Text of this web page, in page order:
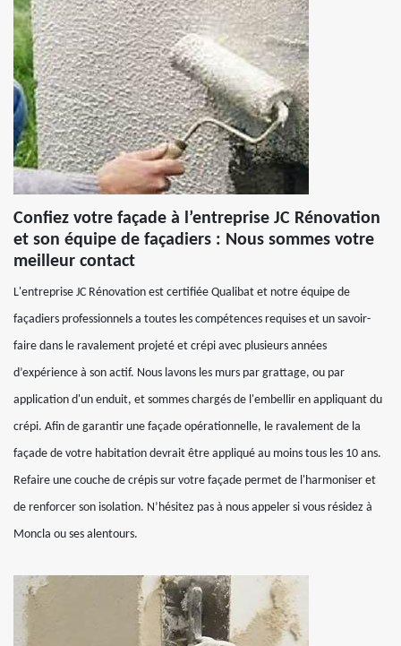
Confiez votre façade à l’entreprise JC Rénovation
et son équipe de façadiers : Nous sommes votre
meilleur contact
L'entreprise JC Rénovation est certifiée Qualibat et notre équipe de
façadiers professionnels a toutes les compétences requises et un savoir-
faire dans le ravalement projeté et crépi avec plusieurs années
d’expérience à son actif. Nous lavons les murs par grattage, ou par
application d'un enduit, et sommes chargés de l'embellir en appliquant du
crépi. Afin de garantir une façade opérationnelle, le ravalement de la
façade de votre habitation devrait être appliqué au moins tous les 10 ans.
Refaire une couche de crépis sur votre façade permet de l'harmoniser et
de renforcer son isolation. N’hésitez pas à nous appeler si vous résidez à
Moncla ou ses alentours.